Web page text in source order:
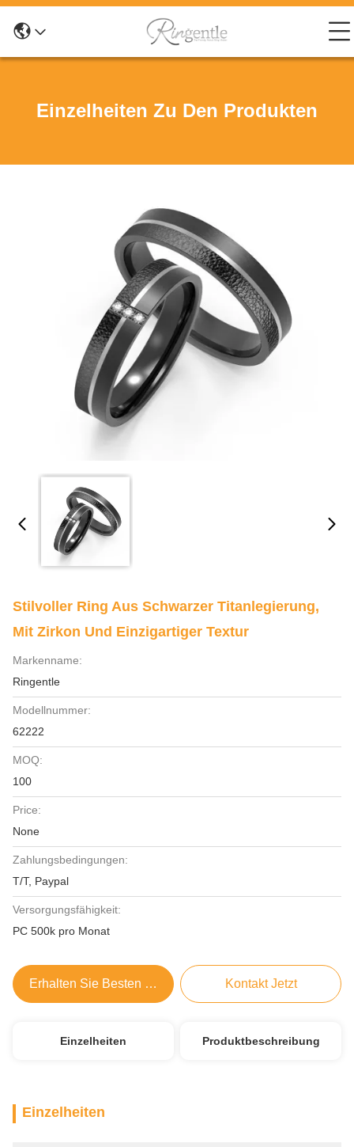
Einzelheiten Zu Den Produkten
Stilvoller Ring Aus Schwarzer Titanlegierung,
Mit Zirkon Und Einzigartiger Textur
Markenname:
Ringentle
Modellnummer:
62222
MOQ:
100
Price:
None
Zahlungsbedingungen:
T/T, Paypal
Versorgungsfähigkeit:
PC 500k pro Monat
Erhalten Sie Besten Preis Kontakt Jetzt
Einzelheiten Produktbeschreibung
Einzelheiten